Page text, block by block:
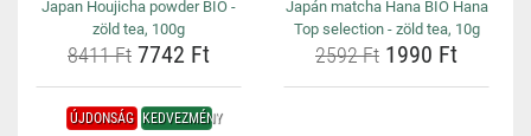
Japan Houjicha powder BIO -
zöld tea, 100g
8411 Ft 7742 Ft
Japán matcha Hana BIO Hana
Top selection - zöld tea, 10g
2592 Ft 1990 Ft
ÚJDONSÁG KEDVEZMÉNY